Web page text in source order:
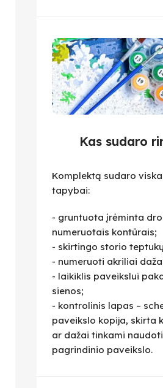
Kas sudaro
Komplektą sudaro
tapybai:
- gruntuota įrėminta
numeruotais kontūrais;
- skirtingo storio
- numeruoti akriliai
- laikiklis paveikslui
sienos;
- kontrolinis lapas –
paveikslo kopija, skirta
ar dažai tinkami
pagrindinio paveikslo.